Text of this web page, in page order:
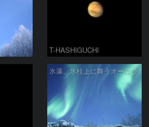
T-HASHIGUCHI
氷瀑、氷柱上に舞うオーロラ